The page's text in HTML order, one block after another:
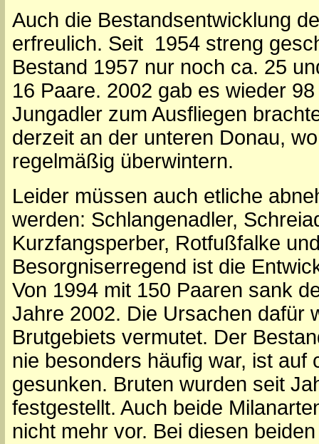
Auch die Bestandsentwicklung
erfreulich. Seit 1954 streng
Bestand 1957 nur noch ca. 25
16 Paare. 2002 gab es wieder
Jungadler zum Ausfliegen
derzeit an der unteren Donau,
regelmäßig überwintern.
Leider müssen auch etliche
werden: Schlangenadler,
Kurzfangsperber, Rotfußfalke
Besorgniserregend ist die
Von 1994 mit 150 Paaren sank
Jahre 2002. Die Ursachen dafür
Brutgebiets vermutet. Der
nie besonders häufig war, ist auf
gesunken. Bruten wurden seit
festgestellt. Auch beide
nicht mehr vor. Bei diesen